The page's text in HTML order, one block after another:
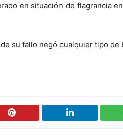
en situación de flagrancia
su fallo negó cualquier tipo